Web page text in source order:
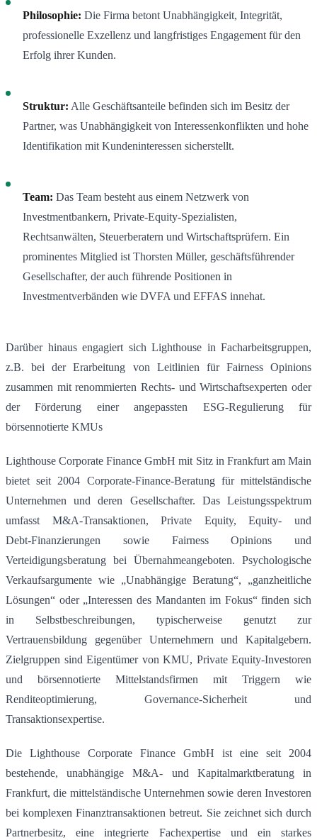
Philosophie: Die Firma betont Unabhängigkeit, Integrität,
professionelle Exzellenz und langfristiges Engagement für den
Erfolg ihrer Kunden.
Struktur: Alle Geschäftsanteile befinden sich im Besitz der
Partner, was Unabhängigkeit von Interessenkonflikten und hohe
Identifikation mit Kundeninteressen sicherstellt.
Team: Das Team besteht aus einem Netzwerk von
Investmentbankern, Private-Equity-Spezialisten,
Rechtsanwälten, Steuerberatern und Wirtschaftsprüfern. Ein
prominentes Mitglied ist Thorsten Müller, geschäftsführender
Gesellschafter, der auch führende Positionen in
Investmentverbänden wie DVFA und EFFAS innehat.
Darüber hinaus engagiert sich Lighthouse in Facharbeitsgruppen,
z.B. bei der Erarbeitung von Leitlinien für Fairness Opinions
zusammen mit renommierten Rechts- und Wirtschaftsexperten oder
der Förderung einer angepassten ESG-Regulierung für
börsennotierte KMUs
Lighthouse Corporate Finance GmbH mit Sitz in Frankfurt am Main
bietet seit 2004 Corporate‑Finance‑Beratung für mittelständische
Unternehmen und deren Gesellschafter. Das Leistungsspektrum
umfasst M&A‑Transaktionen, Private Equity, Equity‑ und
Debt‑Finanzierungen sowie Fairness Opinions und
Verteidigungsberatung bei Übernahmeangeboten. Psychologische
Verkaufsargumente wie „Unabhängige Beratung“, „ganzheitliche
Lösungen“ oder „Interessen des Mandanten im Fokus“ finden sich
in Selbstbeschreibungen, typischerweise genutzt zur
Vertrauensbildung gegenüber Unternehmern und Kapitalgebern.
Zielgruppen sind Eigentümer von KMU, Private Equity‑Investoren
und börsennotierte Mittelstandsfirmen mit Triggern wie
Renditeoptimierung, Governance‑Sicherheit und
Transaktionsexpertise.
Die Lighthouse Corporate Finance GmbH ist eine seit 2004
bestehende, unabhängige M&A- und Kapitalmarktberatung in
Frankfurt, die mittelständische Unternehmen sowie deren Investoren
bei komplexen Finanztransaktionen betreut. Sie zeichnet sich durch
Partnerbesitz, eine integrierte Fachexpertise und ein starkes